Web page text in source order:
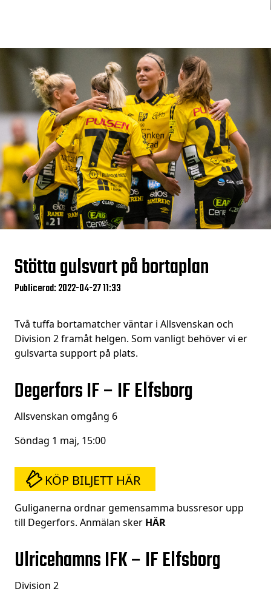
Stötta gulsvart på bortaplan
Publicerad: 2022-04-27 11:33
Två tuffa bortamatcher väntar i Allsvenskan och
Division 2 framåt helgen. Som vanligt behöver vi er
gulsvarta support på plats.
Degerfors IF – IF Elfsborg
Allsvenskan omgång 6
Söndag 1 maj, 15:00
KÖP BILJETT HÄR
Guliganerna ordnar gemensamma bussresor upp
till Degerfors. Anmälan sker HÄR
Ulricehamns IFK – IF Elfsborg
Division 2